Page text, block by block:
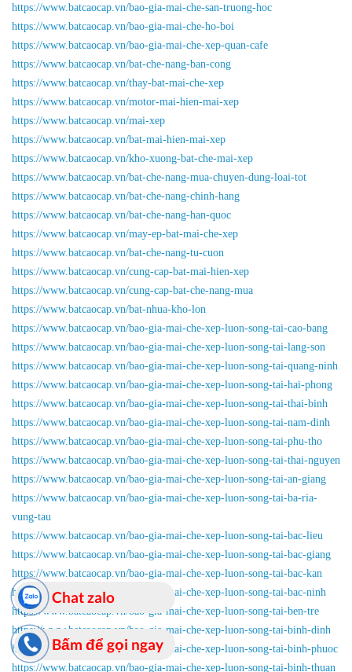
https://www.batcaocap.vn/bao-gia-mai-che-san-truong-hoc
https://www.batcaocap.vn/bao-gia-mai-che-ho-boi
https://www.batcaocap.vn/bao-gia-mai-che-xep-quan-cafe
https://www.batcaocap.vn/bat-che-nang-ban-cong
https://www.batcaocap.vn/thay-bat-mai-che-xep
https://www.batcaocap.vn/motor-mai-hien-mai-xep
https://www.batcaocap.vn/mai-xep
https://www.batcaocap.vn/bat-mai-hien-mai-xep
https://www.batcaocap.vn/kho-xuong-bat-che-mai-xep
https://www.batcaocap.vn/bat-che-nang-mua-chuyen-dung-loai-tot
https://www.batcaocap.vn/bat-che-nang-chinh-hang
https://www.batcaocap.vn/bat-che-nang-han-quoc
https://www.batcaocap.vn/may-ep-bat-mai-che-xep
https://www.batcaocap.vn/bat-che-nang-tu-cuon
https://www.batcaocap.vn/cung-cap-bat-mai-hien-xep
https://www.batcaocap.vn/cung-cap-bat-che-nang-mua
https://www.batcaocap.vn/bat-nhua-kho-lon
https://www.batcaocap.vn/bao-gia-mai-che-xep-luon-song-tai-cao-bang
https://www.batcaocap.vn/bao-gia-mai-che-xep-luon-song-tai-lang-son
https://www.batcaocap.vn/bao-gia-mai-che-xep-luon-song-tai-quang-ninh
https://www.batcaocap.vn/bao-gia-mai-che-xep-luon-song-tai-hai-phong
https://www.batcaocap.vn/bao-gia-mai-che-xep-luon-song-tai-thai-binh
https://www.batcaocap.vn/bao-gia-mai-che-xep-luon-song-tai-nam-dinh
https://www.batcaocap.vn/bao-gia-mai-che-xep-luon-song-tai-phu-tho
https://www.batcaocap.vn/bao-gia-mai-che-xep-luon-song-tai-thai-nguyen
https://www.batcaocap.vn/bao-gia-mai-che-xep-luon-song-tai-an-giang
https://www.batcaocap.vn/bao-gia-mai-che-xep-luon-song-tai-ba-ria-
vung-tau
https://www.batcaocap.vn/bao-gia-mai-che-xep-luon-song-tai-bac-lieu
https://www.batcaocap.vn/bao-gia-mai-che-xep-luon-song-tai-bac-giang
https://www.batcaocap.vn/bao-gia-mai-che-xep-luon-song-tai-bac-kan
https://www.batcaocap.vn/bao-gia-mai-che-xep-luon-song-tai-bac-ninh
https://www.batcaocap.vn/bao-gia-mai-che-xep-luon-song-tai-ben-tre
https://www.batcaocap.vn/bao-gia-mai-che-xep-luon-song-tai-binh-dinh
https://www.batcaocap.vn/bao-gia-mai-che-xep-luon-song-tai-binh-phuoc
https://www.batcaocap.vn/bao-gia-mai-che-xep-luon-song-tai-binh-thuan
Bấm để gọi ngay
Chat zalo